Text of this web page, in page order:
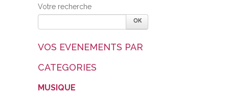
Votre recherche
VOS EVENEMENTS PAR
CATEGORIES
MUSIQUE